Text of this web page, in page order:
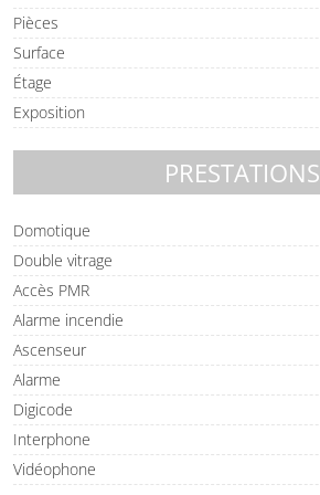
Pièces
Surface
Étage
Exposition
PRESTATIONS
Domotique
Double vitrage
Accès PMR
Alarme incendie
Ascenseur
Alarme
Digicode
Interphone
Vidéophone